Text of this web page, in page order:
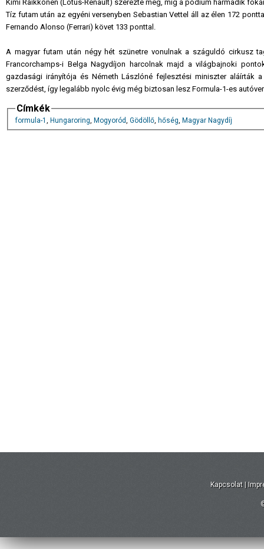
Kimi Räikkönen (Lotus-Renault) szerezte meg, míg a pódium harmadik
Tíz futam után az egyéni versenyben Sebastian Vettel áll az élen 172
Fernando Alonso (Ferrari) követ 133 ponttal.
A magyar futam után négy hét szünetre vonulnak a száguldó cirkusz
Francorchamps-i Belga Nagydíjon harcolnak majd a világbajnoki
gazdasági irányítója és Németh Lászlóné fejlesztési miniszter aláírták
szerződést, így legalább nyolc évig még biztosan lesz Formula-1-es
Címkék
formula-1 , Hungaroring, Mogyoród, Gödöllő, hőség, Magyar Nagydíj
Kapcsolat |